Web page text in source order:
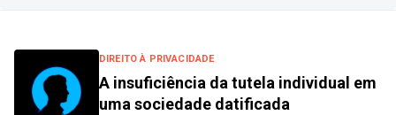
DIREITO À PRIVACIDADE
A insuficiência da tutela individual em
uma sociedade datificada